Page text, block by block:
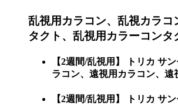
乱視用カラコン、乱視カラ
タクト、乱視用カラーコン
【2週間/乱視用】 トリカ サ
ラコン、遠視用カラコン、
【2週間/乱視用】 トリカ サ